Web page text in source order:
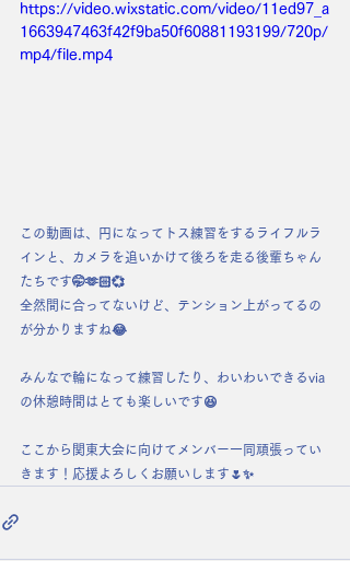
https://video.wixstatic.com/video/11ed97_a
1663947463f42f9ba50f60881193199/720p/
mp4/file.mp4
この動画は、円になってトス練習をするライフルラ
インと、カメラを追いかけて後ろを走る後輩ちゃん
たちです🤭🫶🏻💞
全然間に合ってないけど、テンション上がってるの
が分かりますね😂
みんなで輪になって練習したり、わいわいできるvia
の休憩時間はとても楽しいです😆
ここから関東大会に向けてメンバー一同頑張ってい
きます！応援よろしくお願いします🌷✨️